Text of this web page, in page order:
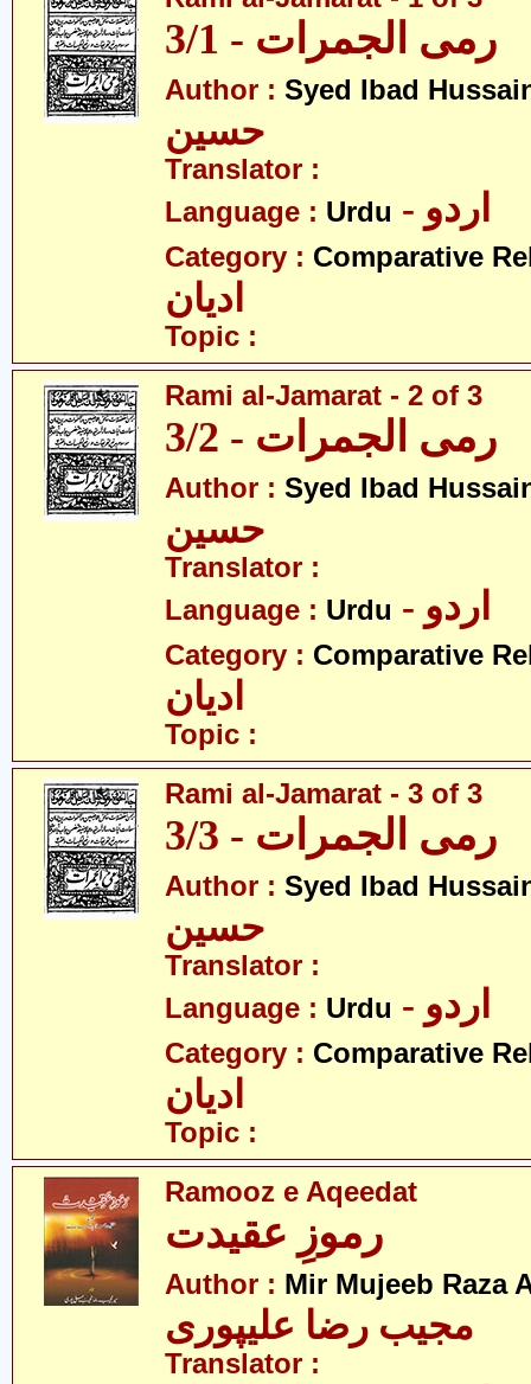
رمی الجمرات - 3/1
Author : Syed Ibad
حسین
Translator :
Language : Urdu - اردو
Category : Comparative
ادیان
Topic :
Rami al-Jamarat - 2 of 3
رمی الجمرات - 3/2
Author : Syed Ibad
حسین
Translator :
Language : Urdu - اردو
Category : Comparative
ادیان
Topic :
Rami al-Jamarat - 3 of 3
رمی الجمرات - 3/3
Author : Syed Ibad
حسین
Translator :
Language : Urdu - اردو
Category : Comparative
ادیان
Topic :
Ramooz e Aqeedat
رموزِ عقیدت
Author : Mir Mujeeb Raza
مجیب رضا علیپوری
Translator :